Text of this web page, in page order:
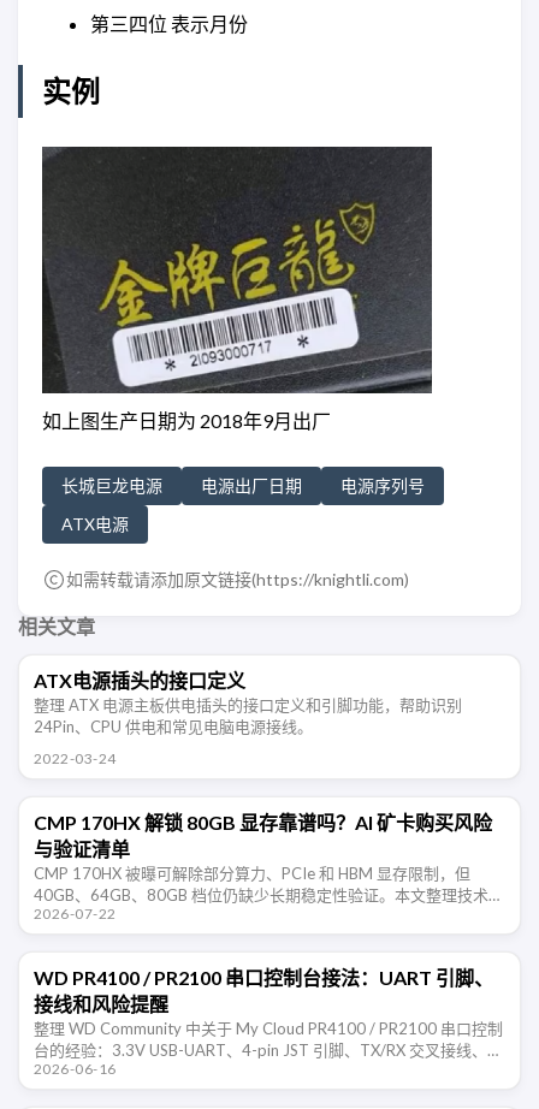
第三四位 表示月份
实例
如上图生产日期为 2018年9月出厂
长城巨龙电源 电源出厂日期
电源序列号
ATX电源
如需转载请添加原文链接(https://knightli.com)
相关文章
ATX电源插头的接口定义
整理 ATX 电源主板供电插头的接口定义和引脚功能，帮助识别
24Pin、CPU 供电和常见电脑电源接线。
2022-03-24
CMP 170HX 解锁 80GB 显存靠谱吗？AI 矿卡购买风险
与验证清单
CMP 170HX 被曝可解除部分算力、PCIe 和 HBM 显存限制，但
40GB、64GB、80GB 档位仍缺少长期稳定性验证。本文整理技术边
界、购买风险和验收清单。
2026-07-22
WD PR4100 / PR2100 串口控制台接法：UART 引脚、
接线和风险提醒
整理 WD Community 中关于 My Cloud PR4100 / PR2100 串口控制
台的经验：3.3V USB-UART、4-pin JST 引脚、TX/RX 交叉接线、
115200 …
2026-06-16